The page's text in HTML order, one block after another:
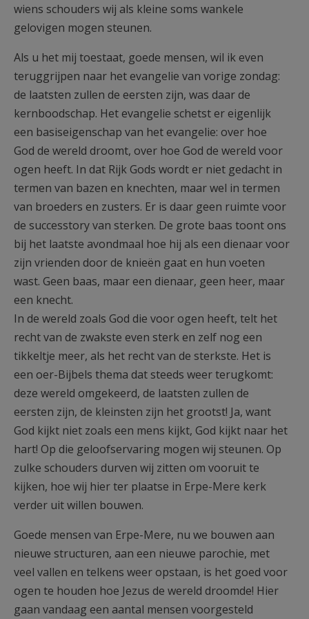
wiens schouders wij als kleine soms wankele
gelovigen mogen steunen.
Als u het mij toestaat, goede mensen, wil ik even
teruggrijpen naar het evangelie van vorige zondag:
de laatsten zullen de eersten zijn, was daar de
kernboodschap. Het evangelie schetst er eigenlijk
een basiseigenschap van het evangelie: over hoe
God de wereld droomt, over hoe God de wereld voor
ogen heeft. In dat Rijk Gods wordt er niet gedacht in
termen van bazen en knechten, maar wel in termen
van broeders en zusters. Er is daar geen ruimte voor
de successtory van sterken. De grote baas toont ons
bij het laatste avondmaal hoe hij als een dienaar voor
zijn vrienden door de knieën gaat en hun voeten
wast. Geen baas, maar een dienaar, geen heer, maar
een knecht.
In de wereld zoals God die voor ogen heeft, telt het
recht van de zwakste even sterk en zelf nog een
tikkeltje meer, als het recht van de sterkste. Het is
een oer-Bijbels thema dat steeds weer terugkomt:
deze wereld omgekeerd, de laatsten zullen de
eersten zijn, de kleinsten zijn het grootst! Ja, want
God kijkt niet zoals een mens kijkt, God kijkt naar het
hart! Op die geloofservaring mogen wij steunen. Op
zulke schouders durven wij zitten om vooruit te
kijken, hoe wij hier ter plaatse in Erpe-Mere kerk
verder uit willen bouwen.
Goede mensen van Erpe-Mere, nu we bouwen aan
nieuwe structuren, aan een nieuwe parochie, met
veel vallen en telkens weer opstaan, is het goed voor
ogen te houden hoe Jezus de wereld droomde! Hier
gaan vandaag een aantal mensen voorgesteld